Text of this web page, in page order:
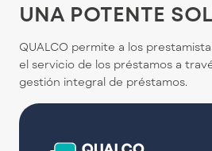
UNA POTENTE
QUALCO permite a los
el servicio de los préstamos a
gestión integral de préstamos.